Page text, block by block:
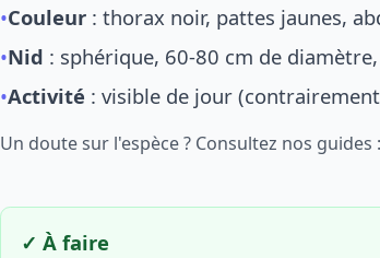
•Couleur : thorax noir, pattes jaunes,
•Nid : sphérique, 60-80 cm de
•Activité : visible de jour
Un doute sur l'espèce ? Consultez nos guides :
✓ À faire